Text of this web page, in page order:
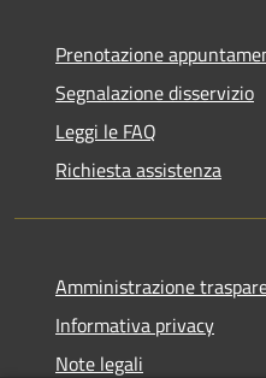
Prenotazione
Segnalazione disservizio
Leggi le FAQ
Richiesta assistenza
Amministrazione
Informativa privacy
Note legali